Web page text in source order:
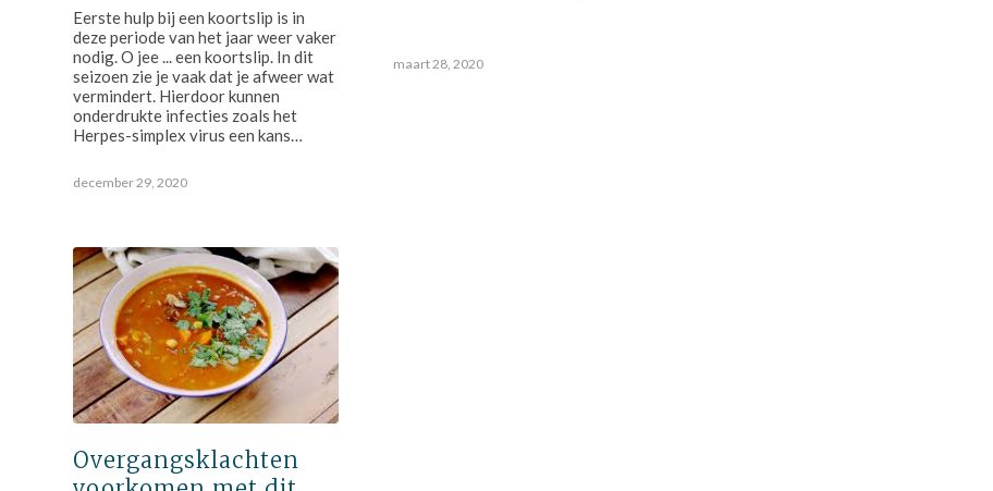
Eerste hulp bij een koortslip is in
deze periode van het jaar weer vaker
nodig. O jee ... een koortslip. In dit
seizoen zie je vaak dat je afweer wat
vermindert. Hierdoor kunnen
onderdrukte infecties zoals het
Herpes-simplex virus een kans…
december 29, 2020
maart 28, 2020
Overgangsklachten